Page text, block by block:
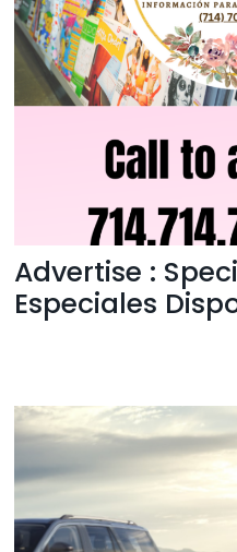
Advertise :
Especiales